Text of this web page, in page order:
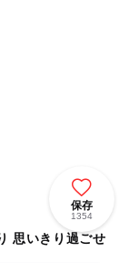
保存
1354
思いきり過ごせ